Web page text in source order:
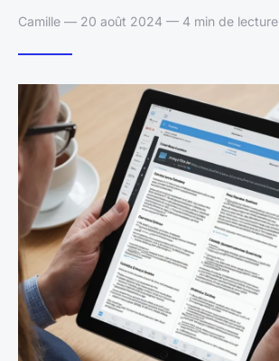
Camille — 20 août 2024 — 4 min de lecture